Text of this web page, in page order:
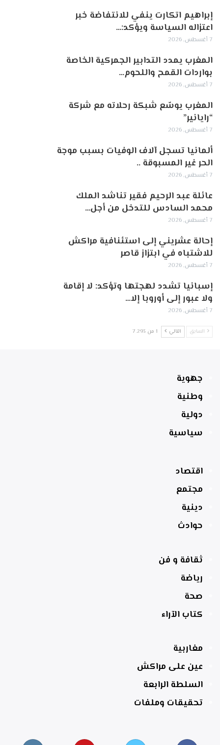
إبراهيم اتكارت ينفي للانتفاضة خبر
اعتزاله السياسة ويؤكد:…
7 أغسطس, 2026
المغرب يمدد التدابير الجمركية الخاصة
بواردات القمح واللحوم…
7 أغسطس, 2026
المغرب يوسّع شبكة رحلاته مع شركة
“رايانير”
7 أغسطس, 2026
ألمانيا تسجل آلاف الوفيات بسبب موجة
الحر غير المسبوقة ..
7 أغسطس, 2026
عائلة عبد الرحيم فقير تناشد الملك
محمد السادس للتدخل من أجل…
7 أغسطس, 2026
إحالة عشريني إلى استئنافية مراكش
للاشتباه في ابتزاز قاصر
7 أغسطس, 2026
إسبانيا تشدد لهجتها وتؤكد: لا إقامة
ولا عبور إلى أوروبا إلا…
7 أغسطس, 2026
السابق التالي 1 من 7٬293
جهوية
وطنية
دولية
سياسية
اقتصاد
مجتمع
دينية
حوادث
ثقافة و فن
رياضة
صحة
كتاب الآراء
مغاربية
عين على مراكش
السلطة الرابعة
تحقيقات وملفات